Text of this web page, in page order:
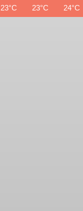
23°C 23°C 24°C